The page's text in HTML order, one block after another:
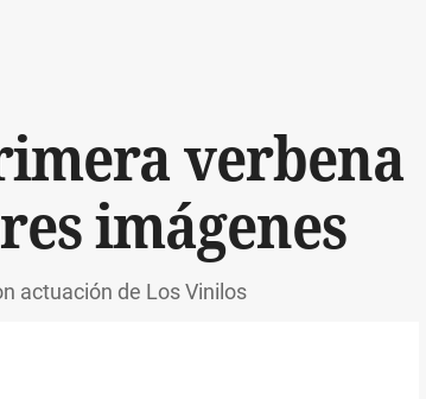
verbena
imágenes
actuación de Los Vinilos